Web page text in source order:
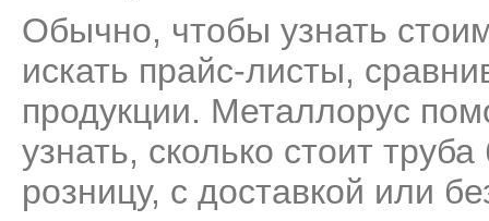
Обычно, чтобы узнать
искать прайс-листы,
продукции. Металлорус
узнать, сколько стоит
розницу, с доставкой или